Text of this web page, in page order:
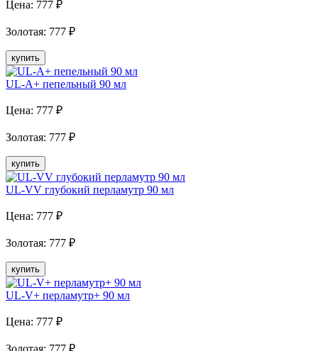
Цена: 777 ₽
Золотая: 777 ₽
купить
UL-A+ пепельный 90 мл
Цена: 777 ₽
Золотая: 777 ₽
купить
UL-VV глубокий перламутр 90 мл
Цена: 777 ₽
Золотая: 777 ₽
купить
UL-V+ перламутр+ 90 мл
Цена: 777 ₽